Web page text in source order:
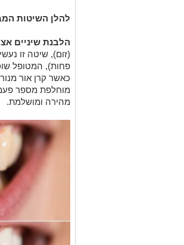
להלן השיטות
הלבנת שיניים
(זום), שיטה זו
פחות), המטופל
מוחלפת מספר
מהירה ומושלמת.